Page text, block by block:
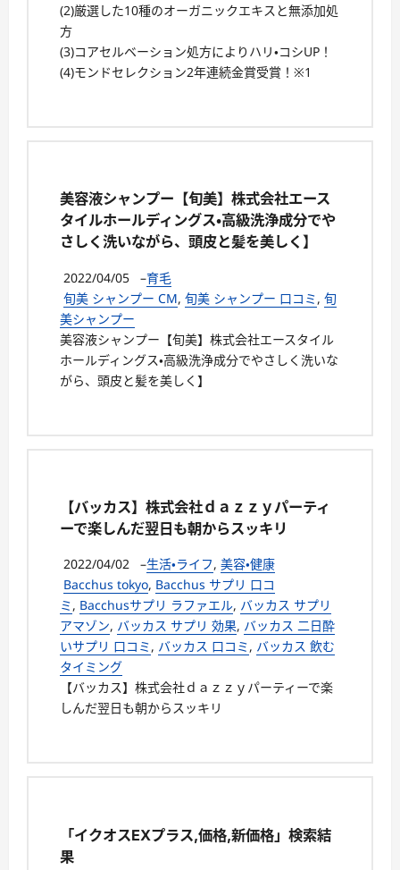
(2)厳選した10種のオーガニックエキスと無添加処
方
(3)コアセルベーション処方によりハリ・コシUP！
(4)モンドセレクション2年連続金賞受賞！※1
美容液シャンプー【旬美】株式会社エース
タイルホールディングス・高級洗浄成分でや
さしく洗いながら、頭皮と髪を美しく】
2022/04/05 –育毛
旬美 シャンプー CM, 旬美 シャンプー 口コミ, 旬
美シャンプー
美容液シャンプー【旬美】株式会社エースタイル
ホールディングス・高級洗浄成分でやさしく洗いな
がら、頭皮と髪を美しく】
【バッカス】株式会社ｄａｚｚｙパーティ
ーで楽しんだ翌日も朝からスッキリ
2022/04/02 –生活・ライフ, 美容・健康
Bacchus tokyo, Bacchus サプリ 口コ
ミ, Bacchusサプリ ラファエル, バッカス サプリ
アマゾン, バッカス サプリ 効果, バッカス 二日酔
いサプリ 口コミ, バッカス 口コミ, バッカス 飲む
タイミング
【バッカス】株式会社ｄａｚｚｙパーティーで楽
しんだ翌日も朝からスッキリ
「イクオスEXプラス,価格,新価格」検索結
果